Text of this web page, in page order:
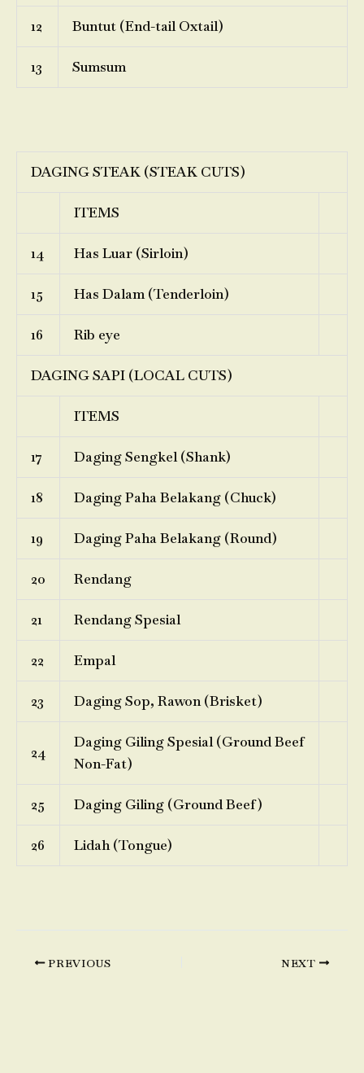
12 Buntut (End-tail Oxtail)
13 Sumsum
DAGING STEAK (STEAK CUTS)
ITEMS
14 Has Luar (Sirloin)
15 Has Dalam (Tenderloin)
16 Rib eye
DAGING SAPI (LOCAL CUTS)
ITEMS
17 Daging Sengkel (Shank)
18 Daging Paha Belakang (Chuck)
19 Daging Paha Belakang (Round)
20 Rendang
21 Rendang Spesial
22 Empal
23 Daging Sop, Rawon (Brisket)
24
Daging Giling Spesial (Ground Beef
Non-Fat)
25 Daging Giling (Ground Beef)
26 Lidah (Tongue)
PREVIOUS NEXT